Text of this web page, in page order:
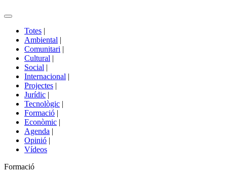
Commutador
portals
Totes |
Ambiental |
Comunitari |
Cultural |
Social |
Internacional |
Projectes |
Jurídic |
Tecnològic |
Formació |
Econòmic |
Agenda |
Opinió |
Vídeos
Àmbit
Formació